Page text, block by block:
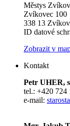
Městys
Zvíkovec 100
338 13
ID datové
Zobrazit v
Kontakt
Petr UHER,
tel.: +420 724
e-mail: